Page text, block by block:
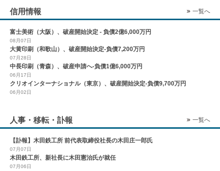
信用情報 一覧へ
富士美術（大阪）、破産開始決定 - 負債2億6,000万円
08月07日
大黄印刷（和歌山）、破産開始決定-負債7,200万円
07月28日
中長印刷（青森）、破産申請へ-負債1億6,000万円
06月17日
クリオインターナショナル（東京）、破産開始決定-負債9,700万円
06月02日
人事・移転・訃報 一覧へ
【訃報】木田鉄工所 前代表取締役社長の木田庄一郎氏
07月07日
木田鉄工所、新社長に木田憲治氏が就任
07月06日